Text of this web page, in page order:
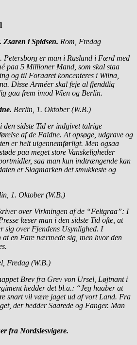
i Spidsen. Rom, Fredag
Petersborg er man i Rusland i Færd med
paa 5 Millioner Mand, som skal staa
og til Foraaret koncenteres i Wilna,
Disse Arméer skal feje al fjendtlig
gaa frem imod Wien og Berlin.
Berlin, 1. Oktober (W.B.)
den sidste Tid er indgivet talrige
af de Faldne. At opsøge, udgrave og
er helt uigennemførligt. Men ogsaa
paa meget store Vanskeligheder
saa man kun indtrængende kan
er Slagmarken det smukkeste og
1. Oktober (W.B.)
over Virkningen af de “Feltgraa”: I
læser man i den sidste Tid ofte, at
sig over Fjendens Usynlighed. I
en Fare nærmede sig, men hvor den
Fredag (W.B.)
Brev fra Grev von Ursel, Løjtnant i
hedder det bl.a.: “Jeg haaber at
snart vil være jaget ud af vort Land. Fra
der hedder Saarede og Fanger. Man
fra Nordslesvigere.